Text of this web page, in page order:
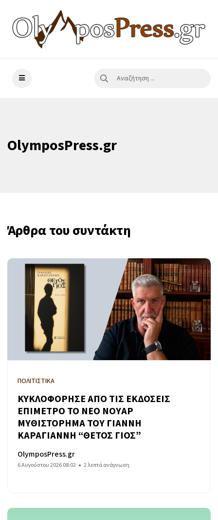
OlymposPress.gr
Άρθρα του συντάκτη
ΠΟΛΙΤΙΣΤΙΚΑ
ΚΥΚΛΟΦΟΡΗΣΕ ΑΠΟ ΤΙΣ ΕΚΔΟΣΕΙΣ
ΕΠΙΜΕΤΡΟ ΤΟ ΝΕΟ ΝΟΥΑΡ
ΜΥΘΙΣΤΟΡΗΜΑ ΤΟΥ ΓΙΑΝΝΗ
ΚΑΡΑΓΙΑΝΝΗ “ΘΕΤΟΣ ΓΙΟΣ”
OlymposPress.gr
6 Αυγούστου 2026 08:02 2 λεπτά ανάγνωση